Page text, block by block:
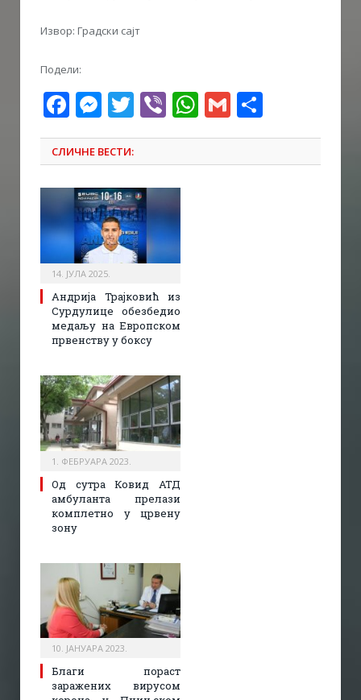
Извор: Градски сајт
Подели:
Facebook
Messenger
Twitter
ViberWhatsApp
Gmail
СЛИЧНЕ ВЕСТИ:
14. ЈУЛА 2025.
Андрија Трајковић из
Сурдулице обезбедио
медаљу на Европском
првенству у боксу
1. ФЕБРУАРА 2023.
Од сутра Ковид АТД
амбуланта прелази
комплетно у црвену
зону
10. ЈАНУАРА 2023.
Благи пораст
заражених вирусом